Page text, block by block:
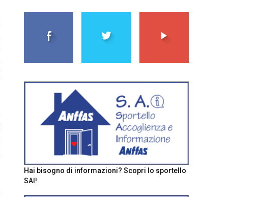
Hai bisogno di informazioni? Scopri lo sportello
SAI!